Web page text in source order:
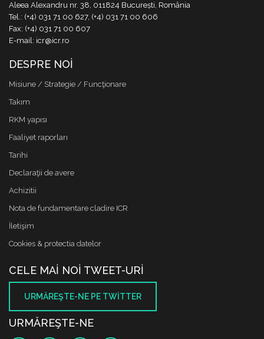
Aleea Alexandru nr. 38, 011824 București, România
Tel.: (+4) 031 71 00 627, (+4) 031 71 00 606
Fax: (+4) 031 71 00 607
E-mail: icr@icr.ro
DESPRE NOI
Misiune / Strategie / Funcţionare
Takım
RKM yapısı
Faaliyet raporları
Tarihi
Declaraţii de avere
Achizitii
Nota de fundamentare cladire ICR
İletişim
Cookies & protectia datelor
CELE MAI NOI TWEET-URI
URMĂREŞTE-NE PE TWITTER
URMĂREŞTE-NE